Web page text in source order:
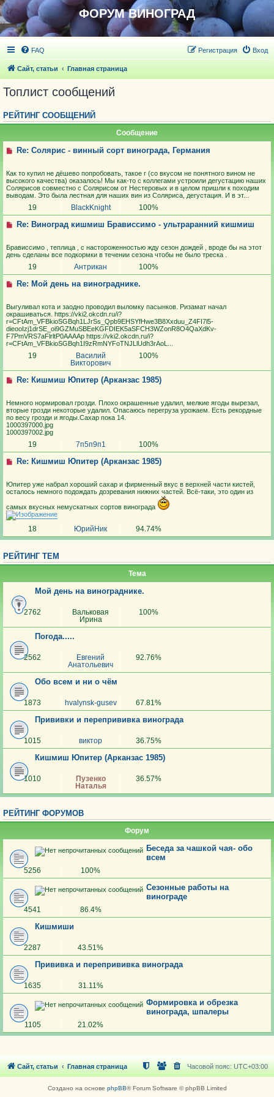
ФОРУМ ВИНОГРАД
FAQ Вход
Регистрация
Сайт, статьи Главная страница
Топлист сообщений
РЕЙТИНГ СООБЩЕНИЙ
Сообщение
Re: Солярис - винный сорт винограда, Германия
Как то купил не дёшево попробовать, такое г (со вкусом не понятного вином не
высокого качества) оказалось! Мы как-то с коллегами устроили дегустацию наших
Солярисов совместно с Солярисом от Нестеровых и в целом пришли к походим
выводам. Это была лестная для наших вин из Соляриса, дегустация. И в эт...
19 BlackKnight 100%
Re: Виноград кишмиш Брависсимо - ультраранний кишмиш
Брависсимо , теплица , с настороженностью жду сезон дождей , вроде бы на этот
день сделаны все подкормки в течении сезона чтобы не было треска .
19 Антрикан 100%
Re: Мой день на винограднике.
Выгуливал кота и заодно проводил выломку пасынков. Ризамат начал
окрашиваться. https://vki2.okcdn.ru/i?
r=CFtAm_VFBkioSGBqh1LJrSs_Qpb9EHSYfHwe3B8Xxduu_Z4FI7l5-
dieooIzj1drSE_oi9GZMuSBEeKGFDIEK5aSFCH3WZonR8O4QaXdKv-
F7PmVRS7aFlrltP0AAAAp https://vki2.okcdn.ru/i?
r=CFtAm_VFBkioSGBqh1I9zRmNYFoTNJLlUdh3rAoL...
19
Василий
Викторович
100%
Re: Кишмиш Юпитер (Арканзас 1985)
Немного нормировал грозди. Плохо окрашенные удалил, мелкие ягоды вырезал,
вторые грозди некоторые удалил. Опасаюсь перегруза урожаем. Есть рекордные
по весу грозди и ягоды.Сахар пока 14.
1000397000.jpg
1000397002.jpg
19 7п5п9п1 100%
Re: Кишмиш Юпитер (Арканзас 1985)
Юпитер уже набрал хороший сахар и фирменный вкус в верхней части кистей,
осталось немного подождать дозревания нижних частей. Всё-таки, это один из
самых вкусных немускатных сортов винограда
18 ЮрийНик 94.74%
РЕЙТИНГ ТЕМ
Тема
Мой день на винограднике.
2762
Вальковая
Ирина
100%
Погода.....
2562
Евгений
Анатольевич
92.76%
Обо всем и ни о чём
1873 hvalynsk-gusev 67.81%
Прививки и перепрививка винограда
1015 виктор 36.75%
Кишмиш Юпитер (Арканзас 1985)
1010
Пузенко
Наталья
36.57%
РЕЙТИНГ ФОРУМОВ
Форум
Беседа за чашкой чая- обо
всем
5256 100%
Сезонные работы на
винограде
4541 86.4%
Кишмиши
2287 43.51%
Прививка и перепрививка винограда
1635 31.11%
Формировка и обрезка
винограда, шпалеры
1105 21.02%
Сайт, статьи Главная страница Часовой пояс: UTC+03:00
Создано на основе phpBB® Forum Software © phpBB Limited